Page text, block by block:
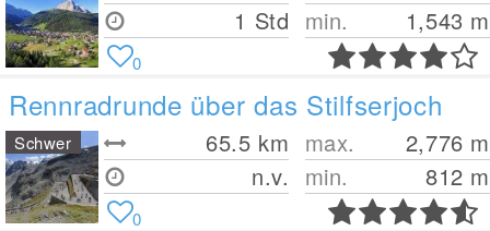
1 Std min.
1,543 m
0
Rennradrunde über das Stilfserjoch
65.5 km
n.v.
max. 2,776 m
min.
812 m
Schwer
0